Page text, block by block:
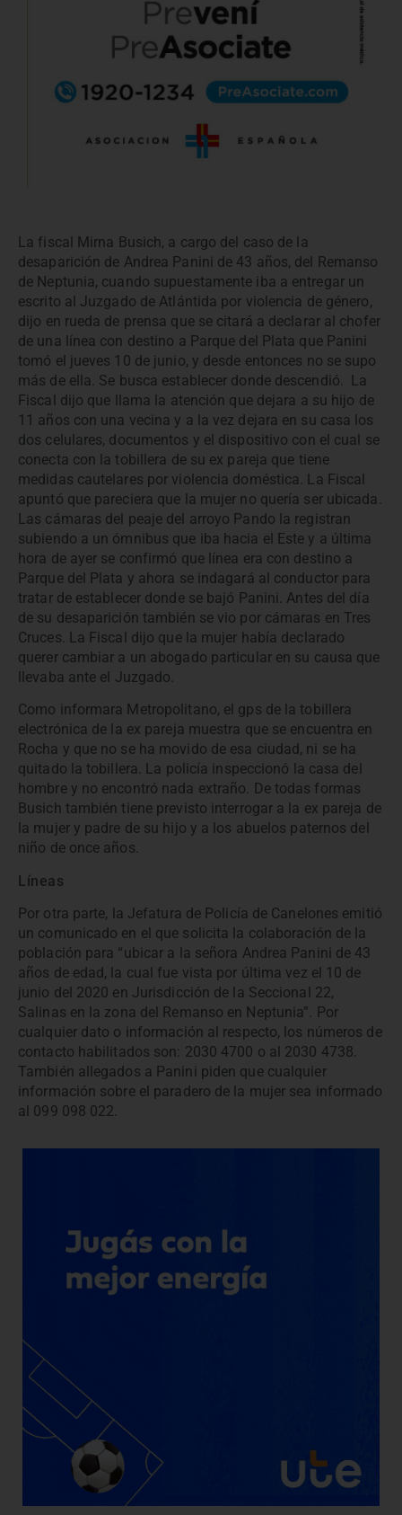
La fiscal Mirna Busich, a cargo del caso de la
desaparición de Andrea Panini de 43 años, del Remanso
de Neptunia, cuando supuestamente iba a entregar un
escrito al Juzgado de Atlántida por violencia de género,
dijo en rueda de prensa que se citará a declarar al chofer
de una línea con destino a Parque del Plata que Panini
tomó el jueves 10 de junio, y desde entonces no se supo
más de ella. Se busca establecer donde descendió. La
Fiscal dijo que llama la atención que dejara a su hijo de
11 años con una vecina y a la vez dejara en su casa los
dos celulares, documentos y el dispositivo con el cual se
conecta con la tobillera de su ex pareja que tiene
medidas cautelares por violencia doméstica. La Fiscal
apuntó que pareciera que la mujer no quería ser ubicada.
Las cámaras del peaje del arroyo Pando la registran
subiendo a un ómnibus que iba hacia el Este y a última
hora de ayer se confirmó que línea era con destino a
Parque del Plata y ahora se indagará al conductor para
tratar de establecer donde se bajó Panini. Antes del día
de su desaparición también se vio por cámaras en Tres
Cruces. La Fiscal dijo que la mujer había declarado
querer cambiar a un abogado particular en su causa que
llevaba ante el Juzgado.
Como informara Metropolitano, el gps de la tobillera
electrónica de la ex pareja muestra que se encuentra en
Rocha y que no se ha movido de esa ciudad, ni se ha
quitado la tobillera. La policía inspeccionó la casa del
hombre y no encontró nada extraño. De todas formas
Busich también tiene previsto interrogar a la ex pareja de
la mujer y padre de su hijo y a los abuelos paternos del
niño de once años.
Líneas
Por otra parte, la Jefatura de Policía de Canelones emitió
un comunicado en el que solicita la colaboración de la
población para “ubicar a la señora Andrea Panini de 43
años de edad, la cual fue vista por última vez el 10 de
junio del 2020 en Jurisdicción de la Seccional 22,
Salinas en la zona del Remanso en Neptunia”. Por
cualquier dato o información al respecto, los números de
contacto habilitados son: 2030 4700 o al 2030 4738.
También allegados a Panini piden que cualquier
información sobre el paradero de la mujer sea informado
al 099 098 022.